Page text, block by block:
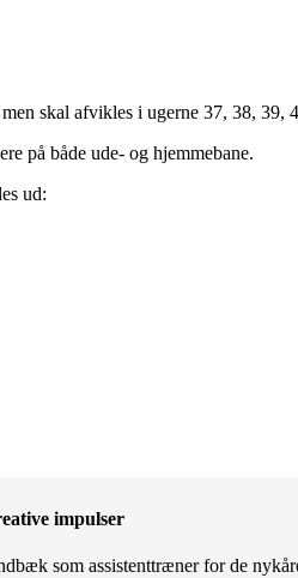
skal afvikles i ugerne 37, 38, 39,
på både ude- og hjemmebane.
ud:
impulser
som assistenttræner for de